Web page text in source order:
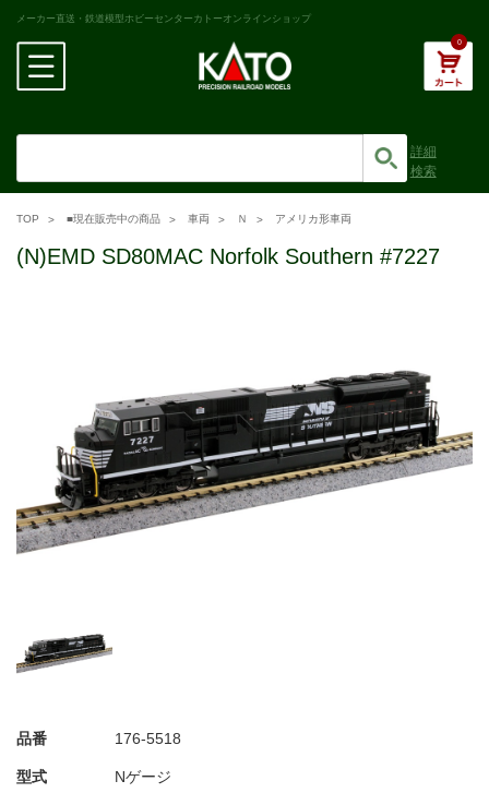
メーカー直送・鉄道模型ホビーセンターカトーオンラインショップ
0
詳細
検索
TOP ■現在販売中の商品 車両 Ｎ アメリカ形車両
(N)EMD SD80MAC Norfolk Southern #7227
品番 176-5518
型式 Nゲージ